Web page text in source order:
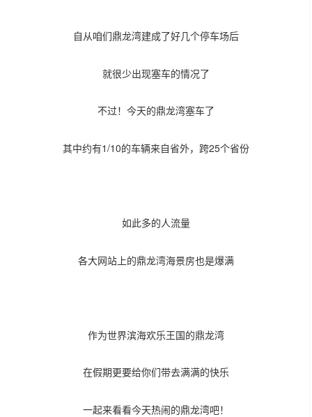
自从咱们鼎龙湾建成了好几个停车场后
就很少出现塞车的情况了
不过！今天的鼎龙湾塞车了
其中约有1/10的车辆来自省外，跨25个省份
如此多的人流量
各大网站上的鼎龙湾海景房也是爆满
作为世界滨海欢乐王国的鼎龙湾
在假期更要给你们带去满满的快乐
一起来看看今天热闹的鼎龙湾吧！